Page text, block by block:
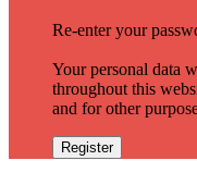
Re-enter your
Your personal data
throughout this
and for other
Register